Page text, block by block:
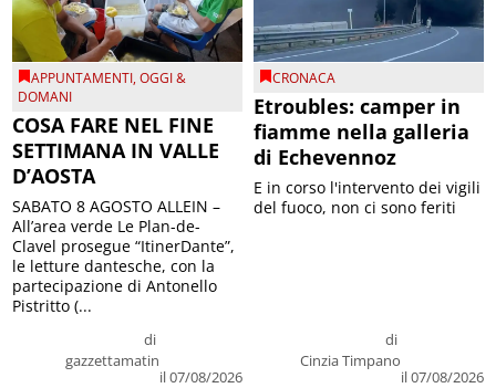
APPUNTAMENTI,OGGI &
DOMANI
COSA FARE NEL FINE
SETTIMANA IN VALLE
D’AOSTA
di
gazzettamatin
il 07/08/2026
SABATO 8 AGOSTO ALLEIN –
All’area verde Le Plan-de-
Clavel prosegue “ItinerDante”,
le letture dantesche, con la
partecipazione di Antonello
Pistritto (...
CRONACA
Etroubles: camper in
fiamme nella galleria
di Echevennoz
di
Cinzia Timpano
il 07/08/2026
E in corso l'intervento dei vigili
del fuoco, non ci sono feriti